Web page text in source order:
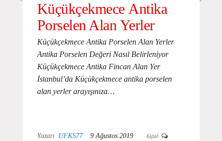
Küçükçekmece Antika
Porselen Alan Yerler
Küçükçekmece Antika Porselen Alan Yerler
Antika Porselen Değeri Nasıl Belirleniyor
Küçükçekmece Antika Fincan Alan Yer
İstanbul’da Küçükçekmece antika porselen
alan yerler arayışınıza…
Yazarı UFKS77 9 Ağustos 2019 Kapalı